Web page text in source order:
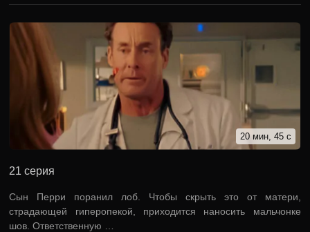
20 мин, 45 с
21 серия
Сын Перри поранил лоб. Чтобы скрыть это от матери,
страдающей гиперопекой, приходится наносить мальчонке
шов. Ответственную …